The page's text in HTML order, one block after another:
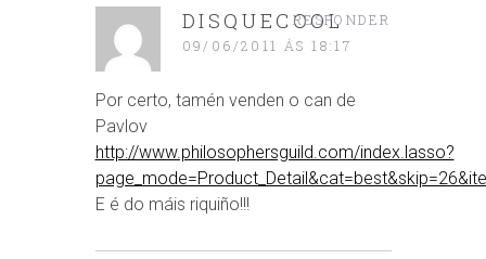
DISQUECOOL
09/06/2011 ÁS 18:17
Por certo, tamén venden o can de
Pavlov
http://www.philosophersguild.com/index.lasso?
E é do máis riquiño!!!
RESPONDER